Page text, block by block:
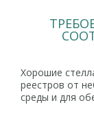
Хорошие
реестров от
среды и для